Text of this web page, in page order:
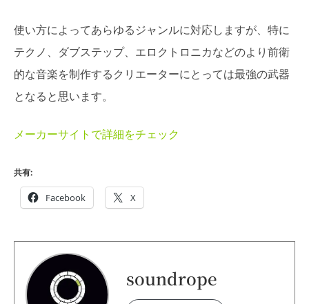
使い方によってあらゆるジャンルに対応しますが、特に
テクノ、ダブステップ、エロクトロニカなどのより前衛
的な音楽を制作するクリエーターにとっては最強の武器
となると思います。
メーカーサイトで詳細をチェック
共有:
Facebook X
soundrope